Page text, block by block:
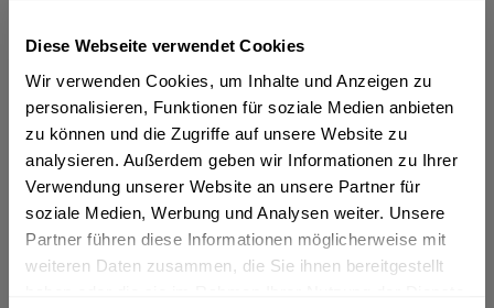
Diese Webseite verwendet Cookies
Wir verwenden Cookies, um Inhalte und Anzeigen zu
personalisieren, Funktionen für soziale Medien anbieten
zu können und die Zugriffe auf unsere Website zu
analysieren. Außerdem geben wir Informationen zu Ihrer
Verwendung unserer Website an unsere Partner für
soziale Medien, Werbung und Analysen weiter. Unsere
Partner führen diese Informationen möglicherweise mit
weiteren Daten zusammen, die Sie ihnen bereitgestellt
In denWarenkorb
Artikel-Nr.:
33995
Verfügbar in:
Beschreibung
DE-ÖKO-006 zertifiziert mehr
"Tettnanger Hopfenkrone Bio-Pils